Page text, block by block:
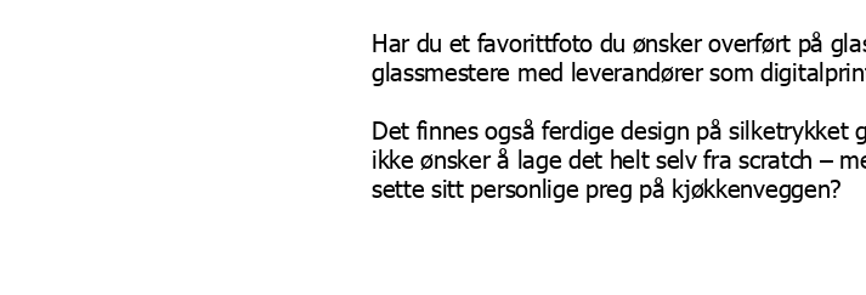
Har du et favorittfoto du ønsker overført på
glassmestere med leverandører som
Det finnes også ferdige design på silketrykket
ikke ønsker å lage det helt selv fra scratch –
sette sitt personlige preg på kjøkkenveggen?